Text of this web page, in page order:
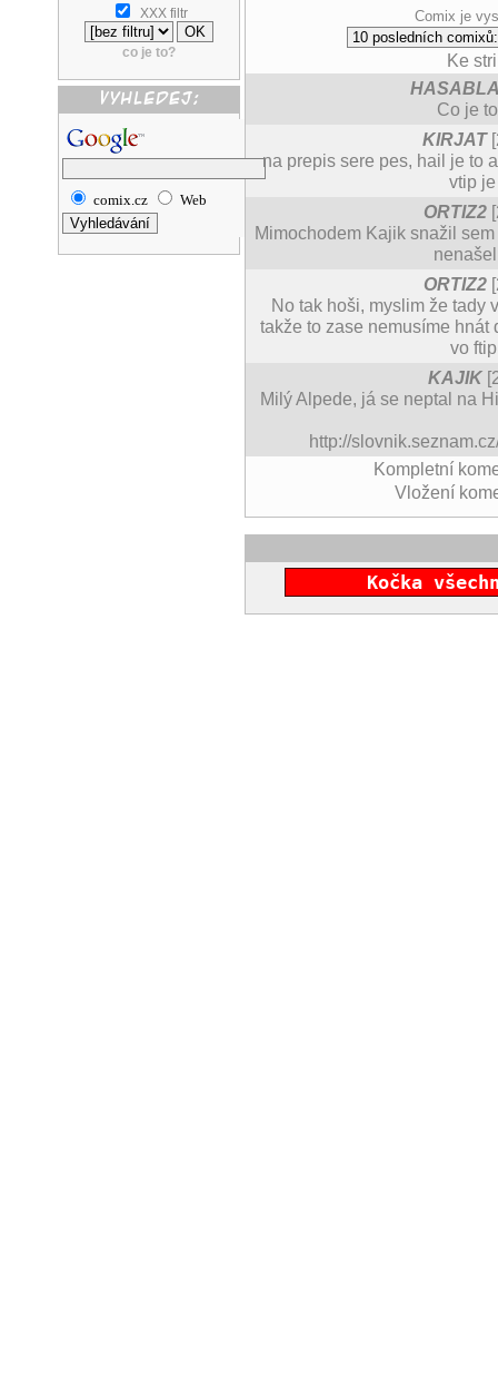
XXX filtr
co je to?
comix.cz Web
Comix je
Ke
Co je
KIRJAT
na prepis sere pes, hail je to
vtip
ORTIZ2
Mimochodem Kajik snažil
ORTIZ2
No tak hoši, myslim že tady
takže to zase nemusíme hnát
vo
KAJIK
Milý Alpede, já se neptal na
http://
Kompletní
Vložení
Kočka